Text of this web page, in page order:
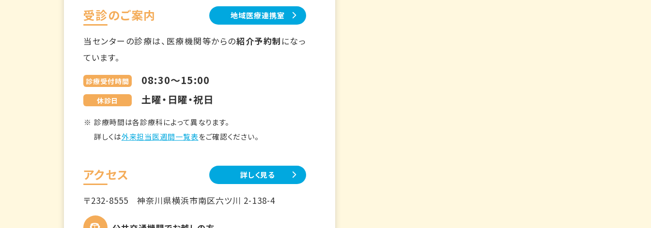
受診のご案内 地域医療連携室
当センターの診療は、医療機関等からの紹介予約制 になっ
ています。
診療受付時間 08:30～15:00
休診日 土曜・日曜・祝日
診療時間は各診療科によって異なります。
詳しくは外来担当医週間一覧表をご確認ください。
アクセス 詳しく見る
〒232-8555神奈川県横浜市南区六ツ川 2-138-4